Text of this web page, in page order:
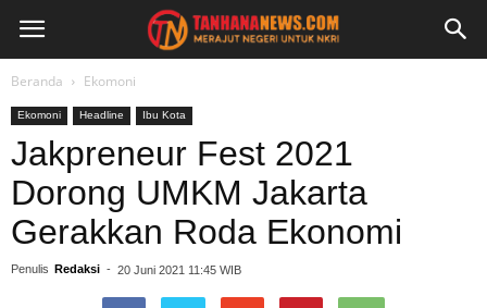
Beranda Ekomoni
Ekomoni Headline Ibu Kota
Jakpreneur Fest 2021
Dorong UMKM Jakarta
Gerakkan Roda Ekonomi
Penulis Redaksi - 20 Juni 2021 11:45 WIB